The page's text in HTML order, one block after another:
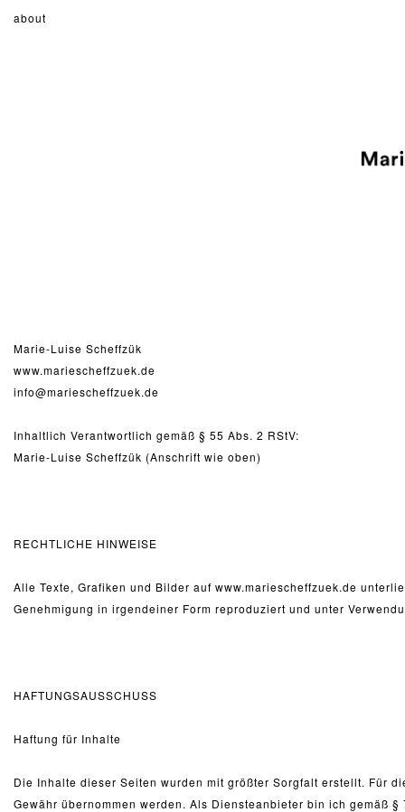
about
Marie-Luise Scheffzük
www.mariescheffzuek.de
info@mariescheffzuek.de
Inhaltlich Verantwortlich gemäß § 55 Abs. 2 RStV:
Marie-Luise Scheffzük (Anschrift wie oben)
RECHTLICHE HINWEISE
Alle Texte, Grafiken und Bilder auf www.mariescheffzuek.de
Genehmigung in irgendeiner Form reproduziert und unter
HAFTUNGSAUSSCHUSS
Haftung für Inhalte
Die Inhalte dieser Seiten wurden mit größter Sorgfalt erstellt. Für
Gewähr übernommen werden. Als Diensteanbieter bin ich gemäß